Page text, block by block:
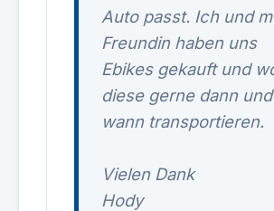
Auto passt. Ich und
Freundin haben uns
Ebikes gekauft und
diese gerne dann und
wann transportieren.
Vielen Dank
Hody